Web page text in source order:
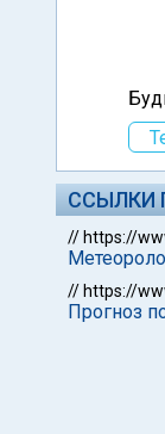
ССЫЛКИ
// https://
// https://
Прогноз